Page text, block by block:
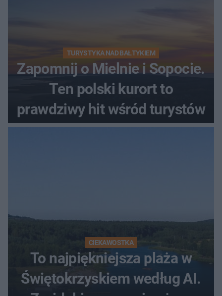
TURYSTYKA NAD BAŁTYKIEM
Zapomnij o Mielnie i Sopocie.
Ten polski kurort to
prawdziwy hit wśród turystów
CIEKAWOSTKA
To najpiękniejsza plaża w
Świętokrzyskiem według AI.